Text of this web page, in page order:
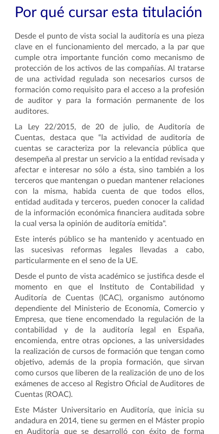
Por qué cursar esta titulación
Desde el punto de vista social la auditoría es una pieza
clave en el funcionamiento del mercado, a la par que
cumple otra importante función como mecanismo de
protección de los activos de las compañías. Al tratarse
de una actividad regulada son necesarios cursos de
formación como requisito para el acceso a la profesión
de auditor y para la formación permanente de los
auditores.
La Ley 22/2015, de 20 de julio, de Auditoría de
Cuentas, destaca que “la actividad de auditoría de
cuentas se caracteriza por la relevancia pública que
desempeña al prestar un servicio a la entidad revisada y
afectar e interesar no sólo a ésta, sino también a los
terceros que mantengan o puedan mantener relaciones
con la misma, habida cuenta de que todos ellos,
entidad auditada y terceros, pueden conocer la calidad
de la información económica financiera auditada sobre
la cual versa la opinión de auditoría emitida".
Este interés público se ha mantenido y acentuado en
las sucesivas reformas legales llevadas a cabo,
particularmente en el seno de la UE.
Desde el punto de vista académico se justifica desde el
momento en que el Instituto de Contabilidad y
Auditoría de Cuentas (ICAC), organismo autónomo
dependiente del Ministerio de Economía, Comercio y
Empresa, que tiene encomendado la regulación de la
contabilidad y de la auditoría legal en España,
encomienda, entre otras opciones, a las universidades
la realización de cursos de formación que tengan como
objetivo, además de la propia formación, que sirvan
como cursos que liberen de la realización de uno de los
exámenes de acceso al Registro Oficial de Auditores de
Cuentas (ROAC).
Este Máster Universitario en Auditoría, que inicia su
andadura en 2014, tiene su germen en el Máster propio
en Auditoría que se desarrolló con éxito de forma